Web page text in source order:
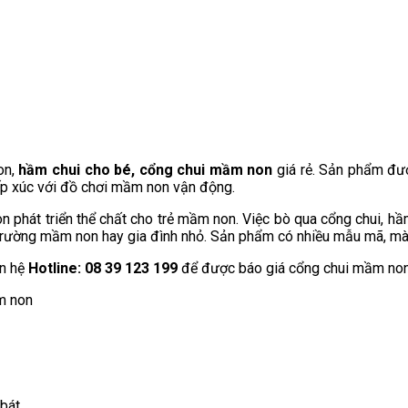
hầm chui cho bé, cổng chui mầm non giá rẻ. Sản phẩm
xúc với đồ chơi mầm non vận động.
phát triển thể chất cho trẻ mầm non. Việc bò qua cổng chui,
mầm non hay gia đình nhỏ. Sản phẩm có nhiều mẫu mã,
hệ Hotline: 08 39 123 199 để được báo giá cổng chui mầm